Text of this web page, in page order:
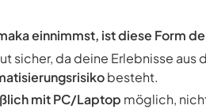
einnimmst, ist diese Form
sicher, da deine Erlebnisse
besteht.
mit PC/Laptop möglich,